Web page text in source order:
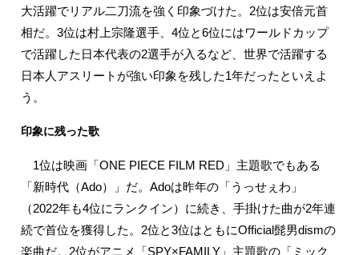
大活躍でリアル二刀流を強く印象づけた。2位は安倍元首
相だ。3位は村上宗隆選手、4位と6位にはワールドカップ
で活躍した日本代表の2選手が入るなど、世界で活躍する
日本人アスリートが強い印象を残した1年だったといえよ
う。
印象に残った歌
1位は映画「ONE PIECE FILM RED」主題歌でもある
「新時代（Ado）」だ。Adoは昨年の「うっせぇわ」
（2022年も4位にランクイン）に続き、手掛けた曲が2年連
続で首位を獲得した。2位と3位はともにOfficial髭男dismの
楽曲だ。2位がアニメ「SPY×FAMILY」主題歌の「ミック